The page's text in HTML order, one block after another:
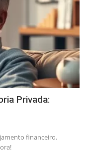
Privada:
financeiro.